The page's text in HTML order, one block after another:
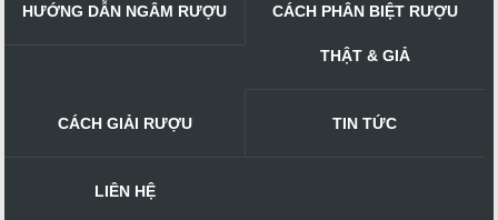
HƯỚNG DẪN NGÂM RƯỢU CÁCH PHÂN BIỆT RƯỢU
THẬT & GIẢ
CÁCH GIẢI RƯỢU TIN TỨC
LIÊN HỆ